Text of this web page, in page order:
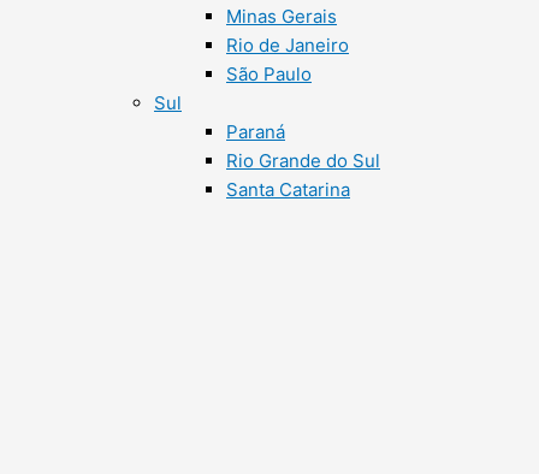
Minas Gerais
Rio de Janeiro
São Paulo
Sul
Paraná
Rio Grande do Sul
Santa Catarina